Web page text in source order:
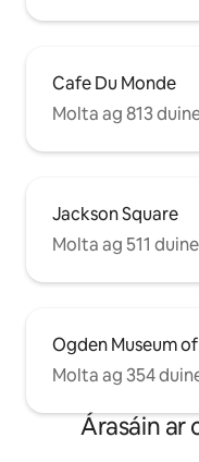
Cafe Du Monde
Molta ag 813
Jackson Square
Molta ag 511
Ogden Museum
Molta ag 354
Árasáin ar